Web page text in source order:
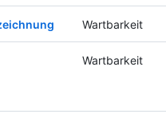
Wartbarkeit
Wartbarkeit